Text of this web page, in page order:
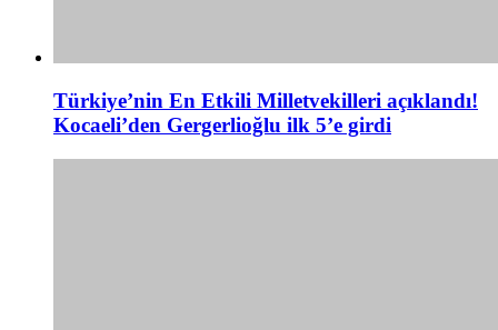
Türkiye’nin En Etkili Milletvekilleri açıklandı!
Kocaeli’den Gergerlioğlu ilk 5’e girdi